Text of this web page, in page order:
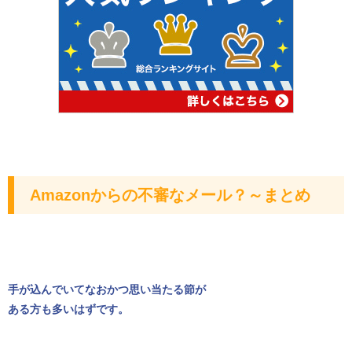
Amazonからの不審なメール？～まとめ
手が込んでいてなおかつ思い当たる節が
ある方も多いはずです。